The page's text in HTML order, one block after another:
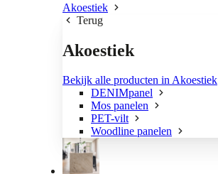
Akoestiek
Terug
Akoestiek
Bekijk alle producten in Akoestiek
DENIMpanel
Mos panelen
PET-vilt
Woodline panelen